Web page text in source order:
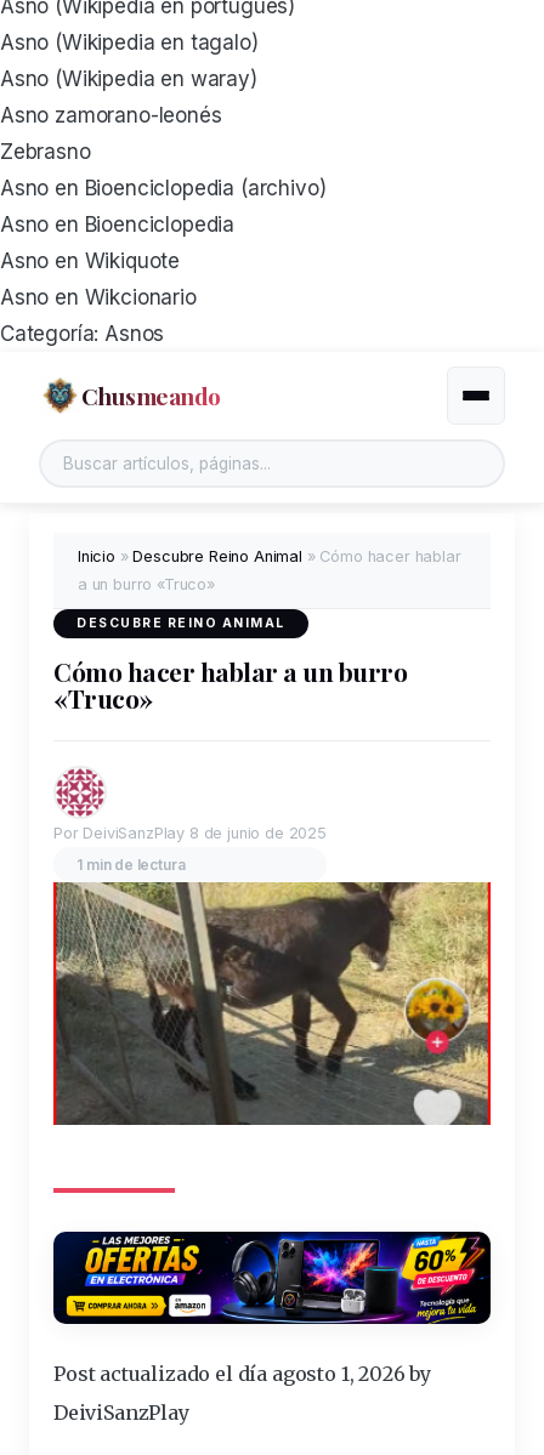
Asno (Wikipedia en portugués)
Asno (Wikipedia en tagalo)
Asno (Wikipedia en waray)
Asno zamorano-leonés
Zebrasno
Asno en Bioenciclopedia (archivo)
Asno en Bioenciclopedia
Asno en Wikiquote
Asno en Wikcionario
Categoría: Asnos
Chusmeando
Buscar en el sitio
Alternar
Inicio »Descubre Reino Animal » Cómo hacer hablar
a un burro «Truco»
DESCUBRE REINO ANIMAL
Cómo hacer hablar a un burro
«Truco»
Por DeiviSanzPlay 8 de junio de 2025
1 min de lectura
Post actualizado el día agosto 1, 2026 by
DeiviSanzPlay